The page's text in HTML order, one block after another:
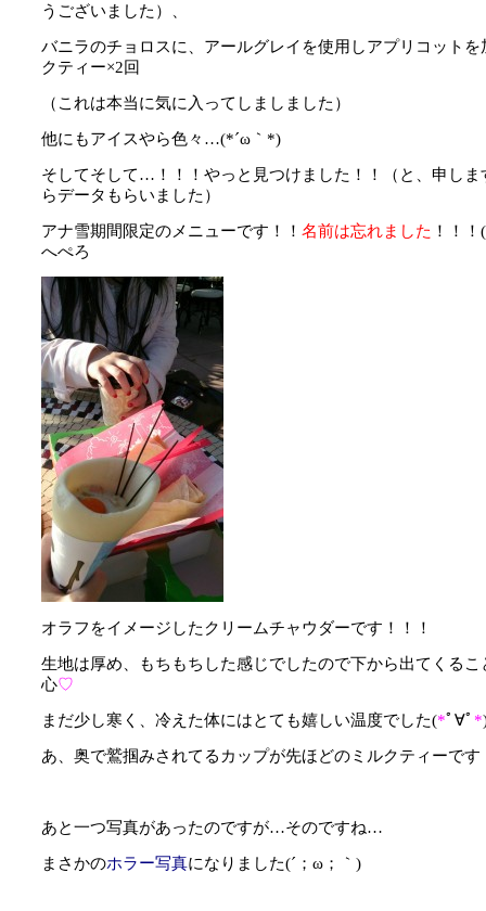
うございました）、
バニラのチョロスに、アールグレイを使用しアプリコットを
クティー×2回
（これは本当に気に入ってしましました）
他にもアイスやら色々…(*´ω｀*)
そしてそして…！！！やっと見つけました！！（と、申しま
らデータもらいました）
アナ雪期間限定のメニューです！！ 名前は忘れました ！！
へぺろ
オラフをイメージしたクリームチャウダーです！！！
生地は厚め、もちもちした感じでしたので下から出てくるこ
心♡
まだ少し寒く、冷えた体にはとても嬉しい温度でした(*ﾟ∀ﾟ *
あ、奥で鷲掴みされてるカップが先ほどのミルクティーです
あと一つ写真があったのですが…そのですね…
まさかのホラー写真になりました(´；ω；｀)